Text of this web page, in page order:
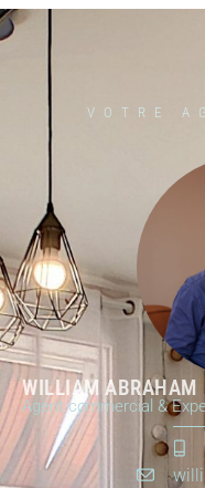
VOTRE
WILLIAM ABRAHAM
Agent commercial &